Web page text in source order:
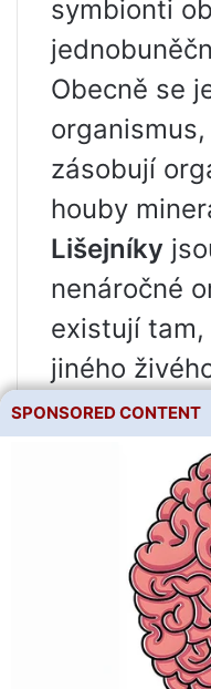
symbionti
Obecně se
zásobují
houby
Lišejníky
nenáročné
existují
jiného
běžný prach
vodu z
mohou žít i
Nacházejí
ledovce,
rostliny, na
SPONSORED CONTENT